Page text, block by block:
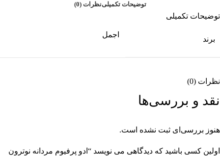
توضیحات تکمیلینظرات (0)
توضیحات تکمیلی
برند
اجمل
نظرات (0)
نقد و بررسی‌ها
هنوز بررسی‌ای ثبت نشده است.
اولین کسی باشید که دیدگاهی می نویسد “ادو پرفیوم مردانه نوترون